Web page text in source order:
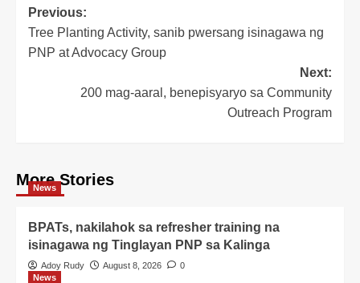
Post
navigation
Previous:
Tree Planting Activity, sanib pwersang isinagawa ng
PNP at Advocacy Group
Next:
200 mag-aaral, benepisyaryo sa Community
Outreach Program
More Stories
News
BPATs, nakilahok sa refresher training na
isinagawa ng Tinglayan PNP sa Kalinga
Adoy Rudy August 8, 2026
0
News